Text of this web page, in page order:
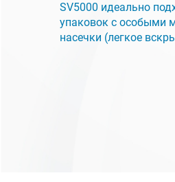
SV5000 идеально
упаковок с особыми
насечки (легкое